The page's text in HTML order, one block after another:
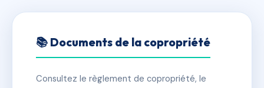
EX-VOTO II
📚 Documents de la copropriété
Consultez le règlement de copropriété, le